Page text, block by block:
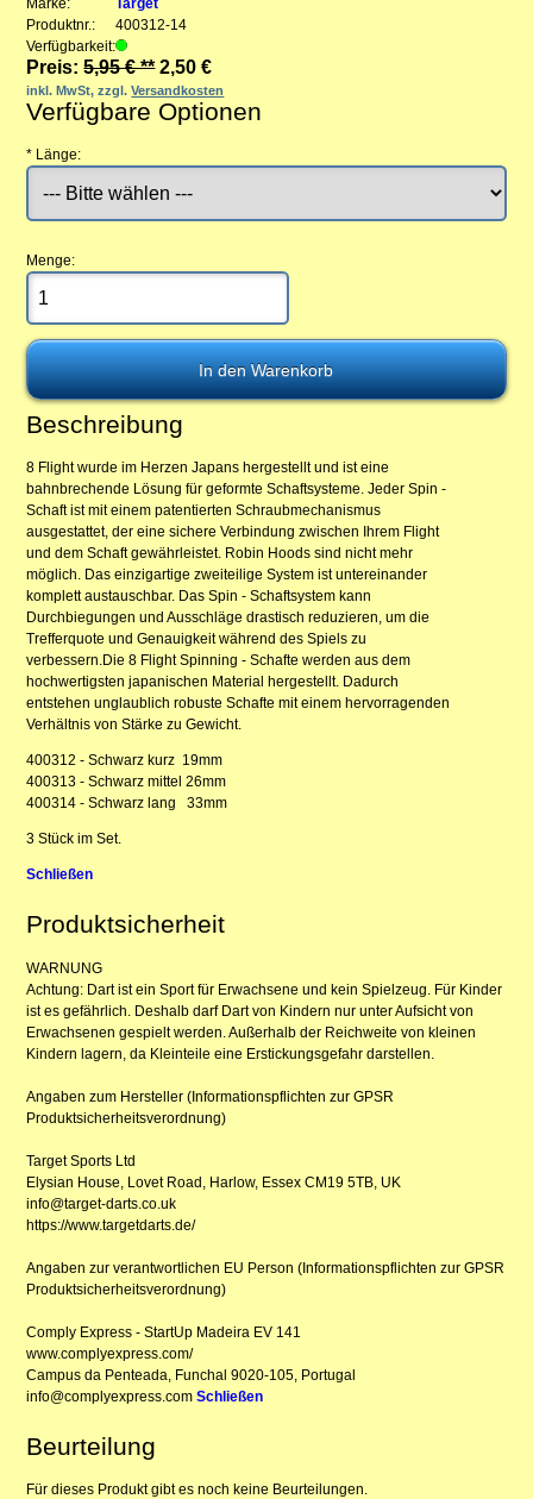
Marke:
Target
Produktnr.:
400312-14
Verfügbarkeit:
Preis:5,95 € ** 2,50 €
inkl. MwSt, zzgl.Versandkosten
Verfügbare Optionen
* Länge:
Menge:
Beschreibung
8 Flight wurde im Herzen Japans hergestellt und ist eine
bahnbrechende Lösung für geformte Schaftsysteme. Jeder Spin -
Schaft ist mit einem patentierten Schraubmechanismus
ausgestattet, der eine sichere Verbindung zwischen Ihrem Flight
und dem Schaft gewährleistet. Robin Hoods sind nicht mehr
möglich. Das einzigartige zweiteilige System ist untereinander
komplett austauschbar. Das Spin - Schaftsystem kann
Durchbiegungen und Ausschläge drastisch reduzieren, um die
Trefferquote und Genauigkeit während des Spiels zu
verbessern.Die 8 Flight Spinning - Schafte werden aus dem
hochwertigsten japanischen Material hergestellt. Dadurch
entstehen unglaublich robuste Schafte mit einem hervorragenden
Verhältnis von Stärke zu Gewicht.
400312 - Schwarz kurz 19mm
400313 - Schwarz mittel 26mm
400314 - Schwarz lang 33mm
3 Stück im Set.
Schließen
Produktsicherheit
WARNUNG
Achtung: Dart ist ein Sport für Erwachsene und kein Spielzeug. Für Kinder
ist es gefährlich. Deshalb darf Dart von Kindern nur unter Aufsicht von
Erwachsenen gespielt werden. Außerhalb der Reichweite von kleinen
Kindern lagern, da Kleinteile eine Erstickungsgefahr darstellen.
Angaben zum Hersteller (Informationspflichten zur GPSR
Produktsicherheitsverordnung)
Target Sports Ltd
Elysian House, Lovet Road, Harlow, Essex CM19 5TB, UK
info@target-darts.co.uk
https://www.targetdarts.de/
Angaben zur verantwortlichen EU Person (Informationspflichten zur GPSR
Produktsicherheitsverordnung)
Comply Express - StartUp Madeira EV 141
www.complyexpress.com/
Campus da Penteada, Funchal 9020-105, Portugal
info@complyexpress.comSchließen
Beurteilung
Für dieses Produkt gibt es noch keine Beurteilungen.